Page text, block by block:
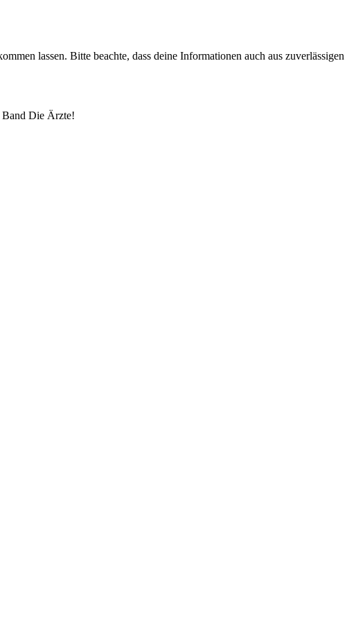
lassen. Bitte beachte, dass deine Informationen auch aus
Band Die Ärzte!